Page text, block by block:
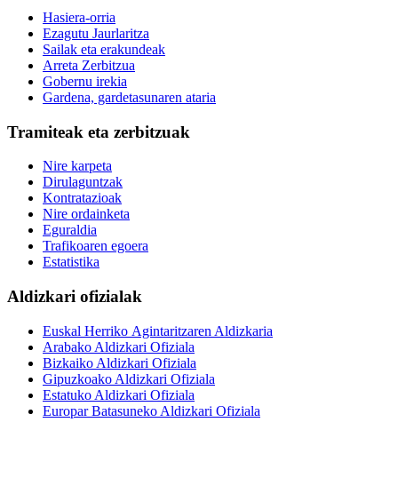
Hasiera-orria
Ezagutu Jaurlaritza
Sailak eta erakundeak
Arreta Zerbitzua
Gobernu irekia
Gardena, gardetasunaren ataria
Tramiteak eta zerbitzuak
Nire karpeta
Dirulaguntzak
Kontratazioak
Nire ordainketa
Eguraldia
Trafikoaren egoera
Estatistika
Aldizkari ofizialak
Euskal Herriko Agintaritzaren Aldizkaria
Arabako Aldizkari Ofiziala
Bizkaiko Aldizkari Ofiziala
Gipuzkoako Aldizkari Ofiziala
Estatuko Aldizkari Ofiziala
Europar Batasuneko Aldizkari Ofiziala